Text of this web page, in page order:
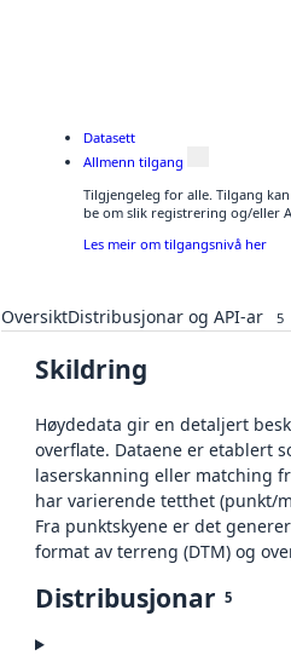
Datasett
Allmenn tilgang
Tilgjengeleg for alle. Tilgang
be om slik registrering og/eller
Les meir om tilgangsnivå her
OversiktDistribusjonar og API-ar 5
Skildring
Høydedata gir en detaljert
overflate. Dataene er etablert
laserskanning eller matching
har varierende tetthet (punkt/
Fra punktskyene er det
format av terreng (DTM) og
Distribusjonar 5